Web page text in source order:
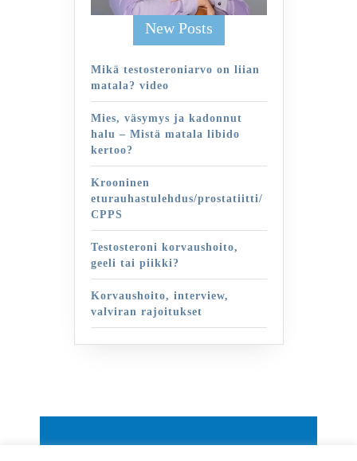
New Posts
Mikä testosteroniarvo on liian
matala? video
Mies, väsymys ja kadonnut
halu – Mistä matala libido
kertoo?
Krooninen
eturauhastulehdus/prostatiitti/
CPPS
Testosteroni korvaushoito,
geeli tai piikki?
Korvaushoito, interview,
valviran rajoitukset